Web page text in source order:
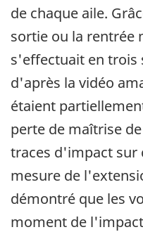
de chaque aile.
sortie ou la rentrée
s'effectuait en trois
d'après la vidéo
étaient
perte de maîtrise
traces d'impact sur
mesure de
démontré que les
moment de